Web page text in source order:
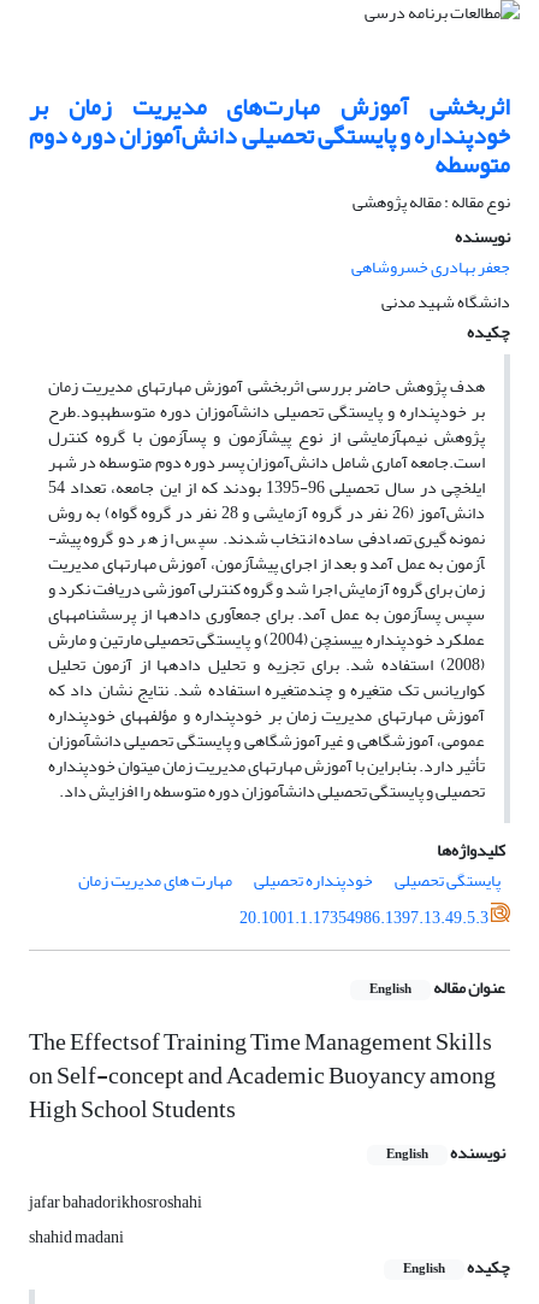
اثربخشی آموزش مهارت‌های مدیریت زمان بر
خودپنداره و پایستگی تحصیلی دانش‌آموزان دوره دوم
متوسطه
نوع مقاله : مقاله پژوهشی
نویسنده
جعفر بهادری خسروشاهی
دانشگاه شهید مدنی
چکیده
هدف پژوهش حاضر بررسی اثربخشی آموزش مهارت­های مدیریت زمان
بر خودپنداره و پایستگی تحصیلی دانش­آموزان دوره متوسطهبود.طرح
پژوهش نیمه­آزمایشی از نوع پیش­آزمون و پس­آزمون با گروه کنترل
است.جامعه آماری شامل دانش‌آموزان پسر دوره دوم متوسطه در شهر
ایلخچی در سال تحصیلی 96-1395 بودند که از این جامعه، تعداد 54
دانش‌آموز (26 نفر در گروه آزمایشی و 28 نفر در گروه گواه) به روش
نمونه‌گیری تصادفی ساده انتخاب شدند. سپس از هر دو گروه پیش­
آزمون به عمل آمد و بعد از اجرای پیش­آزمون، آموزش مهارت­های مدیریت
زمان برای گروه آزمایش اجرا شد و گروه کنترلی آموزشی دریافت نکرد و
سپس پس­آزمون به عمل آمد. برای جمع­آوری داده­ها از پرسشنامه­های
عملکرد خودپنداره یی­سن­چن (2004) و پایستگی تحصیلی مارتین و مارش
(2008) استفاده شد. برای تجزیه و تحلیل داده­ها از آزمون تحلیل
کواریانس تک متغیره و چندمتغیره استفاده شد. نتایج نشان داد که
آموزش مهارت­های مدیریت زمان بر خودپنداره و مؤلفه­های خودپنداره
عمومی، آموزشگاهی و غیرآموزشگاهی و پایستگی تحصیلی دانش­آموزان
تأثیر دارد. بنابراین با آموزش مهارت­های مدیریت زمان می­توان خودپنداره
تحصیلی و پایستگی تحصیلی دانش­آموزان دوره متوسطه را افزایش داد.
کلیدواژه‌ها
پایستگی تحصیلی
خودپنداره تحصیلی
مهارت های مدیریت زمان
20.1001.1.17354986.1397.13.49.5.3
عنوان مقاله English
The Effectsof Training Time Management Skills
on Self-concept and Academic Buoyancy among
High School Students
نویسنده English
jafar bahadorikhosroshahi
shahid madani
چکیده
English